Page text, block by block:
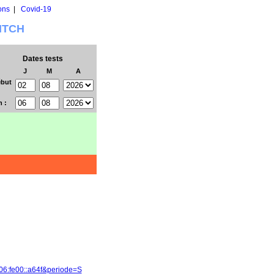
| Covid-19
Dates tests
J M
A
: